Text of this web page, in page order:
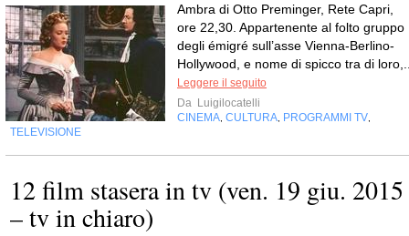
Ambra di Otto Preminger, Rete Capri,
ore 22,30. Appartenente al folto gruppo
degli émigré sull’asse Vienna-Berlino-
Hollywood, e nome di spicco tra di
Leggere il seguito
Da Luigilocatelli
CINEMA CULTURA PROGRAMMI TV
TELEVISIONE
12 film stasera in tv (ven. 19 giu. 2015
– tv in chiaro)